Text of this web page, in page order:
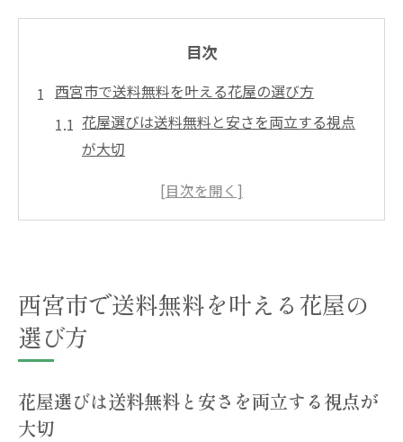
目次
西宮市で送料無料を叶える花屋の選び方
花屋選びは送料無料と安さを両立する視点
が大切
西宮市の花屋で配達無料サービスを見極め
観葉植物も視野に入れた花屋探しのポイン
信頼できる花屋を見極める口コミとレビュ
花屋のおすすめ店を見分けるための比較チ
西宮市で送料無料を叶える花屋の
選び方
花屋選びは送料無料と安さを両立する視点が
大切